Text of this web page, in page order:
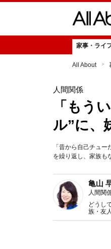
家事・ライ
All About
人間関係
「もう
ル”に、
「昔から自己チュ
を繰り返し、家族も
亀山
人間関
どうし
族・友
魅力の